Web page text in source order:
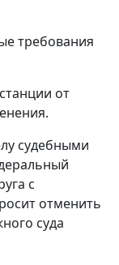
требования
от
судебными
с
отменить
суда